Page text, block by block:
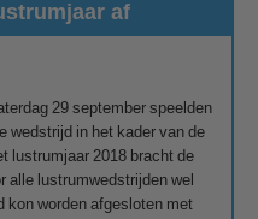
af
29 september speelden
wedstrijd in het kader van de
lustrumjaar 2018 bracht de
alle lustrumwedstrijden wel
kon worden afgesloten met